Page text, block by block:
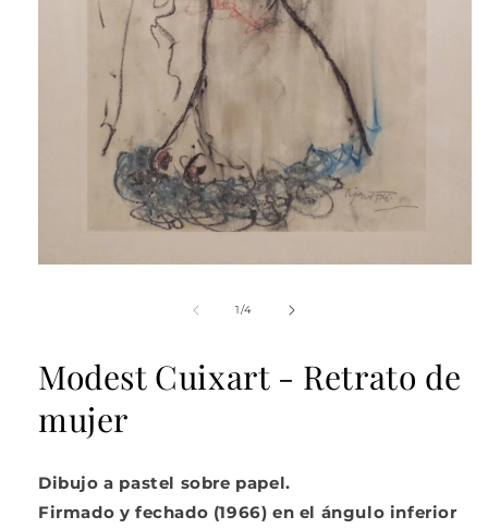
ventana
modal
1/de
4
Modest Cuixart - Retrato de
mujer
Dibujo a pastel sobre papel.
Firmado y fechado (1966) en el ángulo inferior